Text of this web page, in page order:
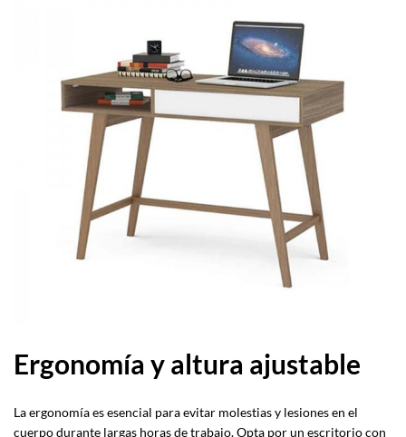
Ergonomía y altura ajustable
La ergonomía es esencial para evitar molestias y lesiones en el
cuerpo durante largas horas de trabajo. Opta por un escritorio con